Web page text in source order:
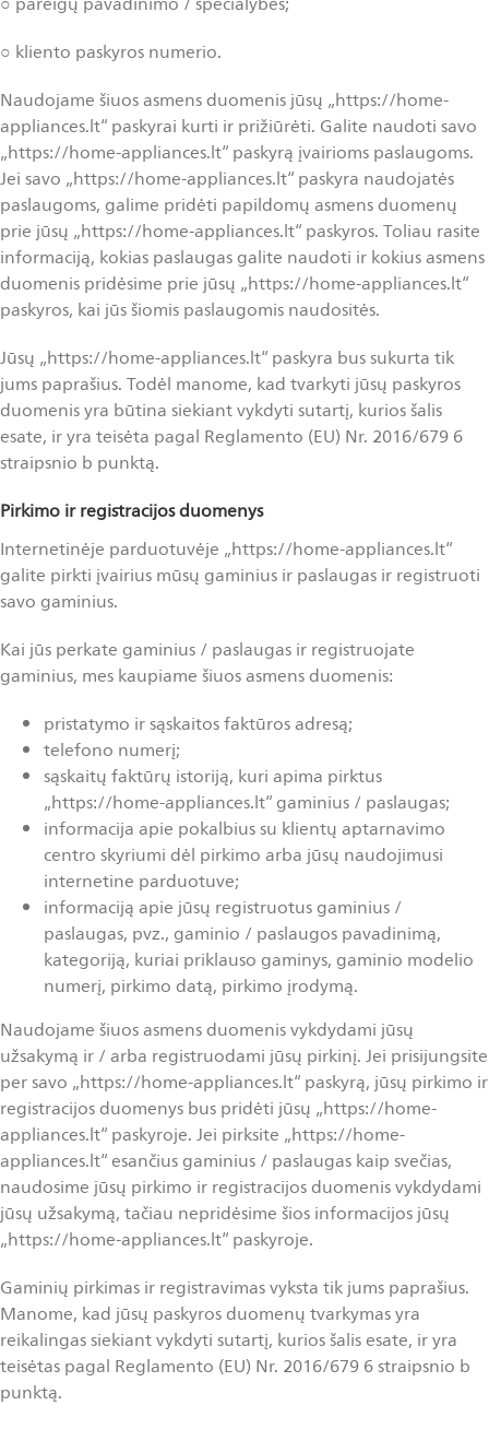
○ kliento paskyros numerio.
Naudojame šiuos asmens duomenis jūsų „https://home-
appliances.lt“ paskyrai kurti ir prižiūrėti. Galite naudoti savo
„https://home-appliances.lt“ paskyrą įvairioms paslaugoms.
Jei savo „https://home-appliances.lt“ paskyra naudojatės
paslaugoms, galime pridėti papildomų asmens duomenų
prie jūsų „https://home-appliances.lt“ paskyros. Toliau rasite
informaciją, kokias paslaugas galite naudoti ir kokius asmens
duomenis pridėsime prie jūsų „https://home-appliances.lt“
paskyros, kai jūs šiomis paslaugomis naudositės.
Jūsų „https://home-appliances.lt“ paskyra bus sukurta tik
jums paprašius. Todėl manome, kad tvarkyti jūsų paskyros
duomenis yra būtina siekiant vykdyti sutartį, kurios šalis
esate, ir yra teisėta pagal Reglamento (EU) Nr. 2016/679 6
straipsnio b punktą.
Pirkimo ir registracijos duomenys
Internetinėje parduotuvėje „https://home-appliances.lt“
galite pirkti įvairius mūsų gaminius ir paslaugas ir registruoti
savo gaminius.
Kai jūs perkate gaminius / paslaugas ir registruojate
gaminius, mes kaupiame šiuos asmens duomenis:
pristatymo ir sąskaitos faktūros adresą;
telefono numerį;
sąskaitų faktūrų istoriją, kuri apima pirktus
„https://home-appliances.lt“ gaminius / paslaugas;
informacija apie pokalbius su klientų aptarnavimo
centro skyriumi dėl pirkimo arba jūsų naudojimusi
internetine parduotuve;
informaciją apie jūsų registruotus gaminius /
paslaugas, pvz., gaminio / paslaugos pavadinimą,
kategoriją, kuriai priklauso gaminys, gaminio modelio
numerį, pirkimo datą, pirkimo įrodymą.
Naudojame šiuos asmens duomenis vykdydami jūsų
užsakymą ir / arba registruodami jūsų pirkinį. Jei prisijungsite
per savo „https://home-appliances.lt“ paskyrą, jūsų pirkimo ir
registracijos duomenys bus pridėti jūsų „https://home-
appliances.lt“ paskyroje. Jei pirksite „https://home-
appliances.lt“ esančius gaminius / paslaugas kaip svečias,
naudosime jūsų pirkimo ir registracijos duomenis vykdydami
jūsų užsakymą, tačiau nepridėsime šios informacijos jūsų
„https://home-appliances.lt“ paskyroje.
Gaminių pirkimas ir registravimas vyksta tik jums paprašius.
Manome, kad jūsų paskyros duomenų tvarkymas yra
reikalingas siekiant vykdyti sutartį, kurios šalis esate, ir yra
teisėtas pagal Reglamento (EU) Nr. 2016/679 6 straipsnio b
punktą.